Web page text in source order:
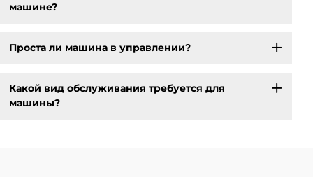
машине?
Проста ли машина в управлении?
Какой вид обслуживания требуется для
машины?